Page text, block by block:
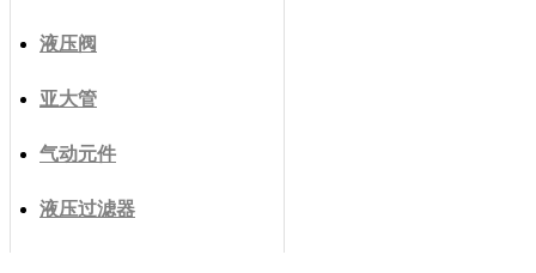
液压阀
亚大管
气动元件
液压过滤器